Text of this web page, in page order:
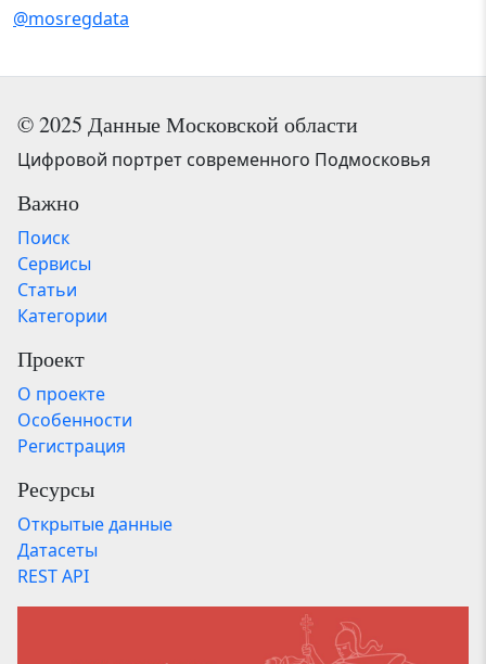
@mosregdata
© 2025 Данные Московской области
Цифровой портрет современного Подмосковья
Важно
Поиск
Сервисы
Статьи
Категории
Проект
О проекте
Особенности
Регистрация
Ресурсы
Открытые данные
Датасеты
REST API